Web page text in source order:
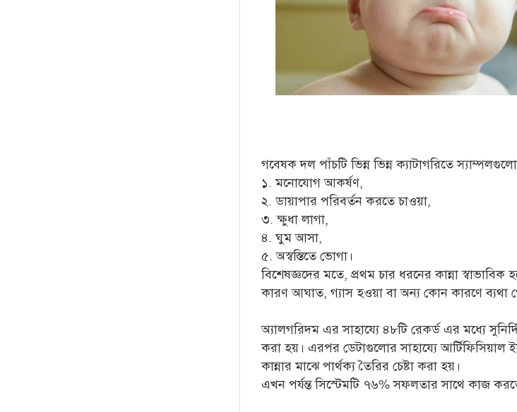
গবেষক দল পাঁচটি ভিন্ন ভিন্ন ক্যাটাগরিতে
১. মনোযোগ আকর্ষণ,
২. ডায়াপার পরিবর্তন করতে চাওয়া,
৩. ক্ষুধা লাগা,
৪. ঘুম আসা,
৫. অস্বস্তিতে ভোগা।
বিশেষজ্ঞদের মতে, প্রথম চার ধরনের কান্না
কারণ আঘাত, গ্যাস হওয়া বা অন্য কোন কারণে ব্যথা
অ্যালগরিদম এর সাহায্যে ৪৮টি রেকর্ড এর মধ্যে
করা হয়। এরপর ডেটাগুলোর সাহায্যে আর্টিফিসিয়াল
কান্নার মাঝে পার্থক্য তৈরির চেষ্টা করা হয়।
এখন পর্যন্ত সিস্টেমটি ৭৬% সফলতার সাথে কাজ